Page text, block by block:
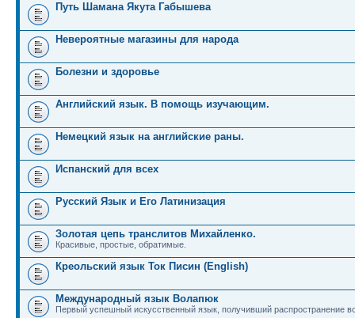
Путь Шамана Якута Габышева
Невероятные магазины для народа
Болезни и здоровье
Английский язык. В помощь изучающим.
Немецкий язык на английские раны.
Испанский для всех
Русский Язык и Его Латинизация
Золотая цепь транслитов Михайленко.
Красивые, простые, обратимые.
Креольский язык Ток Писин (English)
Международный язык Волапюк
Первый успешный искусственный язык, получивший распространение